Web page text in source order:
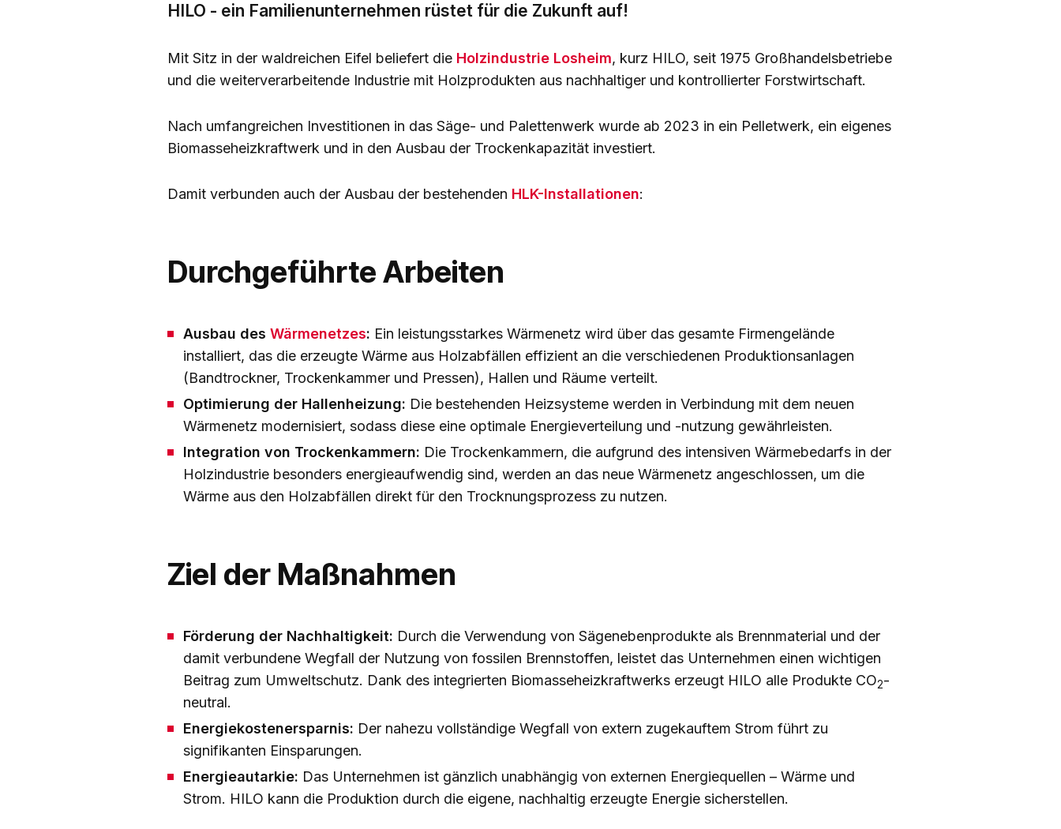
HILO - ein Familienunternehmen rüstet für die Zukunft auf!
Mit Sitz in der waldreichen Eifel beliefert die Holzindustrie Losheim, kurz HILO, seit 1975 Großhandelsbetriebe
und die weiterverarbeitende Industrie mit Holzprodukten aus nachhaltiger und kontrollierter Forstwirtschaft.
Nach umfangreichen Investitionen in das Säge- und Palettenwerk wurde ab 2023 in ein Pelletwerk, ein eigenes
Biomasseheizkraftwerk und in den Ausbau der Trockenkapazität investiert.
Damit verbunden auch der Ausbau der bestehenden HLK-Installationen:
Durchgeführte Arbeiten
Ausbau des Wärmenetzes: Ein leistungsstarkes Wärmenetz wird über das gesamte Firmengelände
installiert, das die erzeugte Wärme aus Holzabfällen effizient an die verschiedenen Produktionsanlagen
(Bandtrockner, Trockenkammer und Pressen), Hallen und Räume verteilt.
Optimierung der Hallenheizung: Die bestehenden Heizsysteme werden in Verbindung mit dem neuen
Wärmenetz modernisiert, sodass diese eine optimale Energieverteilung und -nutzung gewährleisten.
Integration von Trockenkammern: Die Trockenkammern, die aufgrund des intensiven Wärmebedarfs in der
Holzindustrie besonders energieaufwendig sind, werden an das neue Wärmenetz angeschlossen, um die
Wärme aus den Holzabfällen direkt für den Trocknungsprozess zu nutzen.
Ziel der Maßnahmen
Förderung der Nachhaltigkeit: Durch die Verwendung von Sägenebenprodukte als Brennmaterial und der
damit verbundene Wegfall der Nutzung von fossilen Brennstoffen, leistet das Unternehmen einen wichtigen
Beitrag zum Umweltschutz. Dank des integrierten Biomasseheizkraftwerks erzeugt HILO alle Produkte CO2-
neutral.
Energiekostenersparnis: Der nahezu vollständige Wegfall von extern zugekauftem Strom führt zu
signifikanten Einsparungen.
Energieautarkie: Das Unternehmen ist gänzlich unabhängig von externen Energiequellen – Wärme und
Strom. HILO kann die Produktion durch die eigene, nachhaltig erzeugte Energie sicherstellen.